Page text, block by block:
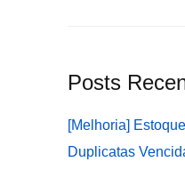
Posts
[Melhoria]
Duplicatas